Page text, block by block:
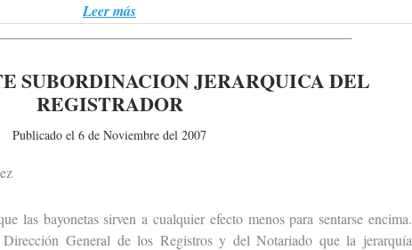
Leer más
SUBORDINACION JERARQUICA DEL
REGISTRADOR
Publicado el 6 de Noviembre del 2007
bayonetas sirven a cualquier efecto menos para sentarse encima.
General de los Registros y del Notariado que la jerarquía